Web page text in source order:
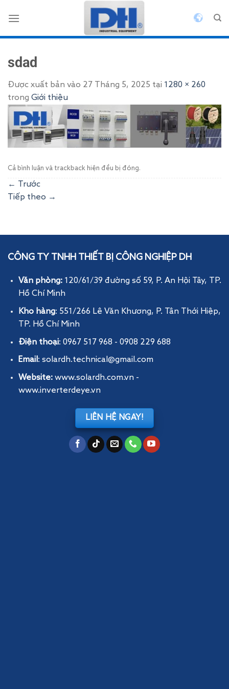
qua
sdad
Được xuất bản vào 27 Tháng 5, 2025 tại 1280 × 260
trong Giới thiệu
Cả bình luận và trackback hiện đều bị đóng.
← Trước
Tiếp theo →
CÔNG TY TNHH THIẾT BỊ CÔNG NGHIỆP DH
Văn phòng: 120/61/39 đường số 59, P. An Hội Tây, TP.
Hồ Chí Minh
Kho hàng: 551/266 Lê Văn Khương, P. Tân Thới Hiệp,
TP. Hồ Chí Minh
Điện thoại: 0967 517 968 - 0908 229 688
Email : solardh.technical@gmail.com
Website: www.solardh.com.vn-
www.inverterdeye.vn
LIÊN HỆ NGAY!